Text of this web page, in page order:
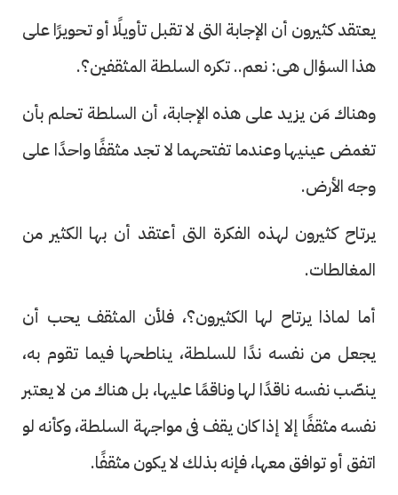
يعتقد كثيرون أن الإجابة التى لا تقبل تأويلًا أو تحويرًا على
هذا السؤال هى: نعم.. تكره السلطة المثقفين؟.
وهناك مَن يزيد على هذه الإجابة، أن السلطة تحلم بأن
تغمض عينيها وعندما تفتحهما لا تجد مثقفًا واحدًا على
وجه الأرض.
يرتاح كثيرون لهذه الفكرة التى أعتقد أن بها الكثير من
المغالطات.
أما لماذا يرتاح لها الكثيرون؟، فلأن المثقف يحب أن
يجعل من نفسه ندًا للسلطة، يناطحها فيما تقوم به،
ينصّب نفسه ناقدًا لها وناقمًا عليها، بل هناك من لا يعتبر
نفسه مثقفًا إلا إذا كان يقف فى مواجهة السلطة، وكأنه لو
اتفق أو توافق معها، فإنه بذلك لا يكون مثقفًا.